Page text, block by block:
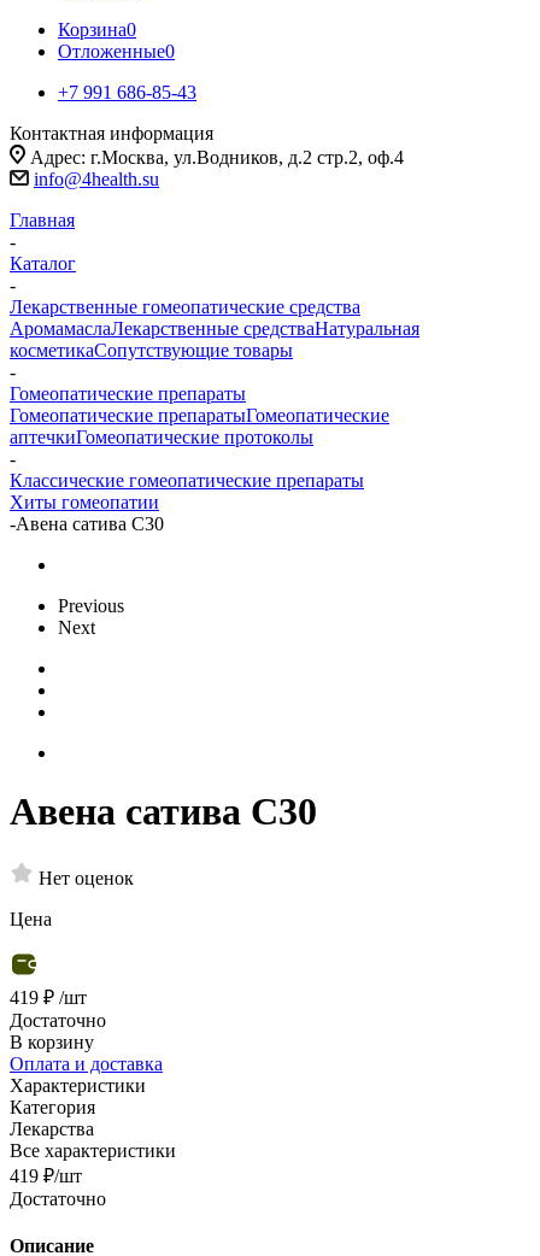
Корзина0
Отложенные0
+7 991 686-85-43
Контактная информация
Адрес: г.Москва, ул.Водников, д.2 стр.2, оф.4
info@4health.su
Главная
-
Каталог
-
Лекарственные гомеопатические средства
АромамаслаЛекарственные средстваНатуральная
косметикаСопутствующие товары
-
Гомеопатические препараты
Гомеопатические препаратыГомеопатические
аптечкиГомеопатические протоколы
-
Классические гомеопатические препараты
Хиты гомеопатии
-Авена сатива С30
Previous
Next
Авена сатива С30
Нет оценок
Цена
419 ₽ /шт
Достаточно
В корзину
Оплата и доставка
Характеристики
Категория
Лекарства
Все характеристики
419 ₽/шт
Достаточно
Описание